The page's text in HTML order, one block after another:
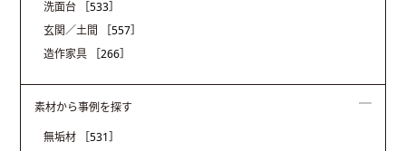
洗面台
［533］
玄関／土間
［557］
造作家具
［266］
素材から事例を探す
無垢材
［531］